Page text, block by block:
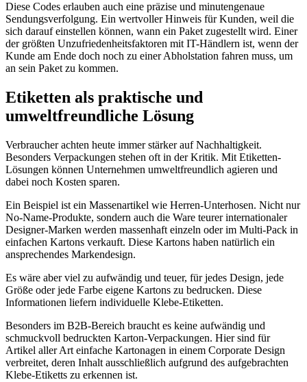
Diese Codes erlauben auch eine präzise und minutengenaue
Sendungsverfolgung. Ein wertvoller Hinweis für Kunden, weil die
sich darauf einstellen können, wann ein Paket zugestellt wird. Einer
der größten Unzufriedenheitsfaktoren mit IT-Händlern ist, wenn der
Kunde am Ende doch noch zu einer Abholstation fahren muss, um
an sein Paket zu kommen.
Etiketten als praktische und
umweltfreundliche Lösung
Verbraucher achten heute immer stärker auf Nachhaltigkeit.
Besonders Verpackungen stehen oft in der Kritik. Mit Etiketten-
Lösungen können Unternehmen umweltfreundlich agieren und
dabei noch Kosten sparen.
Ein Beispiel ist ein Massenartikel wie Herren-Unterhosen. Nicht nur
No-Name-Produkte, sondern auch die Ware teurer internationaler
Designer-Marken werden massenhaft einzeln oder im Multi-Pack in
einfachen Kartons verkauft. Diese Kartons haben natürlich ein
ansprechendes Markendesign.
Es wäre aber viel zu aufwändig und teuer, für jedes Design, jede
Größe oder jede Farbe eigene Kartons zu bedrucken. Diese
Informationen liefern individuelle Klebe-Etiketten.
Besonders im B2B-Bereich braucht es keine aufwändig und
schmuckvoll bedruckten Karton-Verpackungen. Hier sind für
Artikel aller Art einfache Kartonagen in einem Corporate Design
verbreitet, deren Inhalt ausschließlich aufgrund des aufgebrachten
Klebe-Etiketts zu erkennen ist.